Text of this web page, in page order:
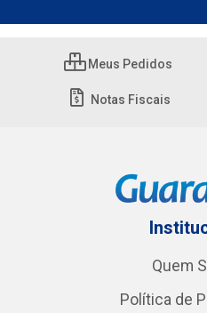
Meus Pedidos
Notas Fiscais
Quem
Política de